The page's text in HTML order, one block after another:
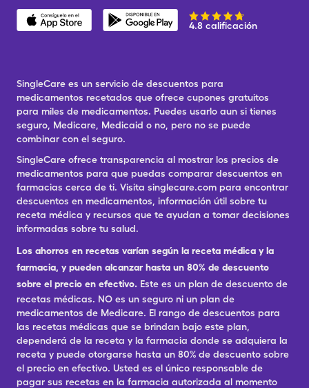
4.8 calificación
SingleCare es un servicio de descuentos para
medicamentos recetados que ofrece cupones gratuitos
para miles de medicamentos. Puedes usarlo aun si tienes
seguro, Medicare, Medicaid o no, pero no se puede
combinar con el seguro.
SingleCare ofrece transparencia al mostrar los precios de
medicamentos para que puedas comparar descuentos en
farmacias cerca de ti. Visita singlecare.com para encontrar
descuentos en medicamentos, información útil sobre tu
receta médica y recursos que te ayudan a tomar decisiones
informadas sobre tu salud.
Los ahorros en recetas varían según la receta médica y la
farmacia, y pueden alcanzar hasta un 80% de descuento
sobre el precio en efectivo. Este es un plan de descuento de
recetas médicas. NO es un seguro ni un plan de
medicamentos de Medicare. El rango de descuentos para
las recetas médicas que se brindan bajo este plan,
dependerá de la receta y la farmacia donde se adquiera la
receta y puede otorgarse hasta un 80% de descuento sobre
el precio en efectivo. Usted es el único responsable de
pagar sus recetas en la farmacia autorizada al momento